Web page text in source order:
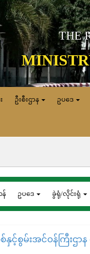
THE
ဦးစီးဌာန ဥပဒေ
န် ဥပဒေ ခွဲရုံ/လိုင်းရုံ
နှင့်စွမ်းအင်ဝန်ကြီးဌ